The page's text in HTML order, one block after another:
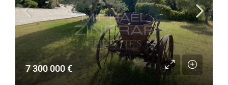
7 300 000 €